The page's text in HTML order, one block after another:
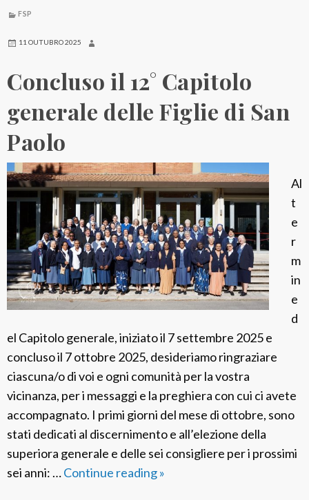
d
l
a
p
r
e
s
e
n
z
a
p
a
o
l
i
n
a
a
FSP
11 OUTUBRO 2025
Concluso il 12° Capitolo
generale delle Figlie di San
Paolo
Al
t
e
r
m
in
e
d
el Capitolo generale, iniziato il 7 settembre 2025 e
concluso il 7 ottobre 2025, desideriamo ringraziare
ciascuna/o di voi e ogni comunità per la vostra
vicinanza, per i messaggi e la preghiera con cui ci avete
accompagnato. I primi giorni del mese di ottobre, sono
stati dedicati al discernimento e all’elezione della
superiora generale e delle sei consigliere per i prossimi
sei anni: …Continue readingC
»